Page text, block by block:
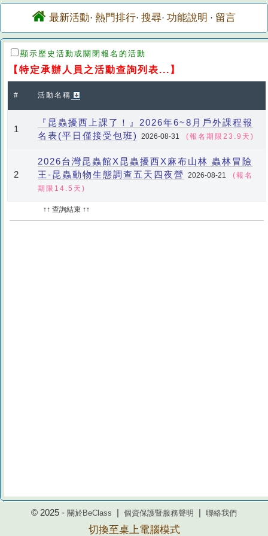
最新活動· 熱門排行· 搜尋· 功能說明 · 留言
顯示歷史活動或關閉報名的活動
【特定承辦人員之活動查詢列表...】
# 活動名稱
1
『昆蟲擾西上課了！』2026年6~8月戶外課程報
名表(平日僅接受包班)
2026-08-31 (報名期限23.9天)
2
2026台灣昆蟲館X昆蟲擾西X麻布山林 蟲林冒險
王-昆蟲動物生態調查五天四夜營 2026-08-21
(報名
期限14.5天)
↑↑ 查詢結束 ↑↑
© 2025 - 關於BeClass 個資保護暨服務聲明 聯絡我們
切換至桌上電腦模式